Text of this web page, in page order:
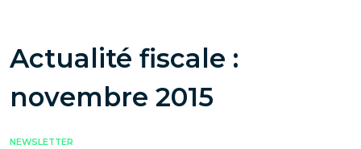
Actualité fiscale :
novembre 2015
NEWSLETTER